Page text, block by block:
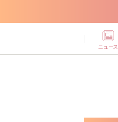
ニュース